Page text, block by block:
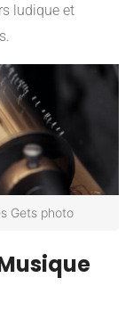
ludique et
Gets photo